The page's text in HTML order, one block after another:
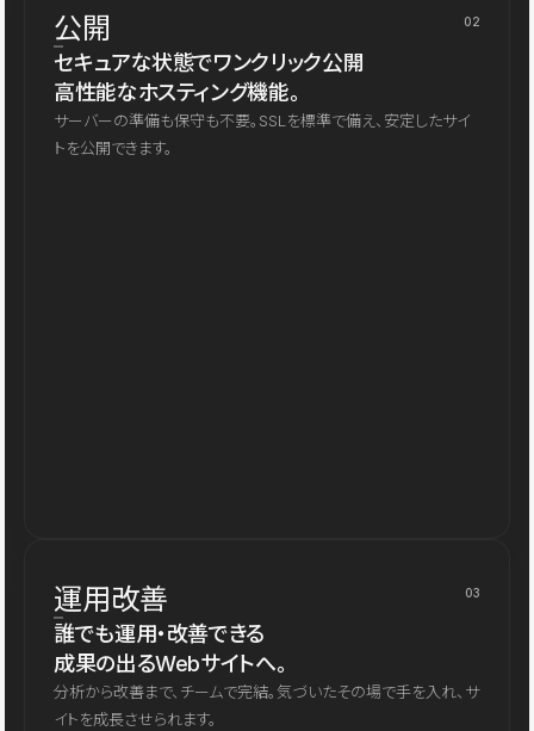
公開 02
セキュアな状態でワンクリック公開
高性能なホスティング機能。
サーバーの準備も保守も不要。SSLを標準で備え、安定したサイ
トを公開できます。
運用改善 03
誰でも運用・改善できる
成果の出るWebサイトへ。
分析から改善まで、チームで完結。気づいたその場で手を入れ、サ
イトを成長させられます。